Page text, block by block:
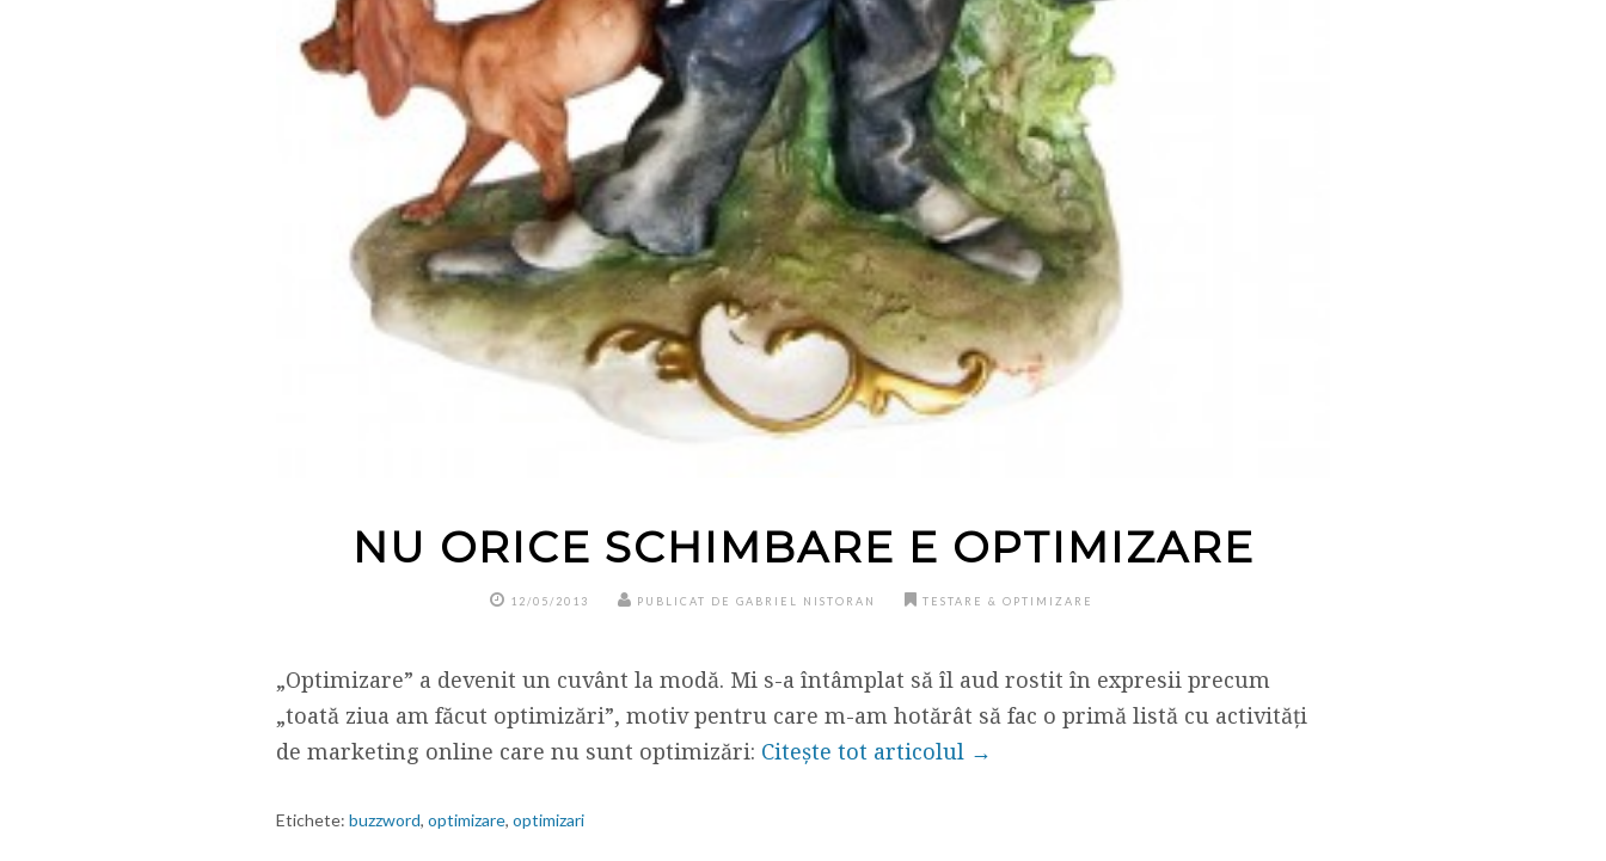
NU ORICE SCHIMBARE E OPTIMIZARE
12/05/2013 PUBLICAT DE GABRIEL NISTORAN TESTARE & OPTIMIZARE
„Optimizare” a devenit un cuvânt la modă. Mi s-a întâmplat să îl aud rostit în expresii precum
„toată ziua am făcut optimizări”, motiv pentru care m-am hotărât să fac o primă listă cu activități
de marketing online care nu sunt optimizări: Citește tot articolul →
Etichete: buzzword, optimizare, optimizari